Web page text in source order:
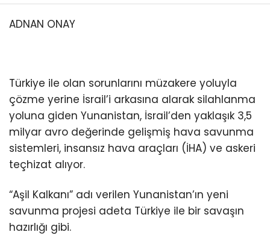
ADNAN ONAY
Türkiye ile olan sorunlarını müzakere yoluyla
çözme yerine İsrail’i arkasına alarak silahlanma
yoluna giden Yunanistan, İsrail’den yaklaşık 3,5
milyar avro değerinde gelişmiş hava savunma
sistemleri, insansız hava araçları (İHA) ve askeri
teçhizat alıyor.
“Aşil Kalkanı” adı verilen Yunanistan’ın yeni
savunma projesi adeta Türkiye ile bir savaşın
hazırlığı gibi.